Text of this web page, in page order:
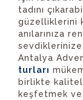
tadını
güzelliklerini
anılarınıza
sevdiklerinize
Antalya
turları
birlikte
keşfetmek ve